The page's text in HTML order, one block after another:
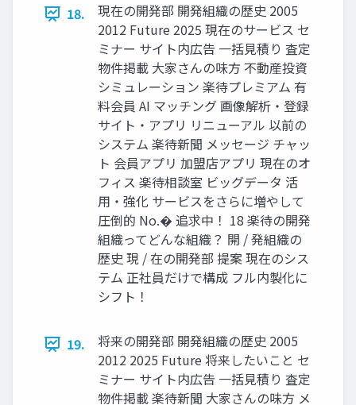
18.
現在の開発部 開発組織の歴史 2005
2012 Future 2025 現在のサービス セ
ミナー サイト内広告 一括見積り 査定
物件掲載 大家さんの味方 不動産投資
シミュレーション 楽待プレミアム 有
料会員 AI マッチング 画像解析・登録
サイト・アプリ リニューアル 以前の
システム 楽待新聞 メッセージ チャッ
ト 会員アプリ 加盟店アプリ 現在のオ
フィス 楽待相談室 ビッグデータ 活
用・強化 サービスをさらに増やして
圧倒的 No.� 追求中！ 18 楽待の開発
組織ってどんな組織？ 開 / 発組織の
歴史 現 / 在の開発部 提案 現在のシス
テム 正社員だけで構成 フル内製化に
シフト！
19.
将来の開発部 開発組織の歴史 2005
2012 2025 Future 将来したいこと セ
ミナー サイト内広告 一括見積り 査定
物件掲載 楽待新聞 大家さんの味方 メ